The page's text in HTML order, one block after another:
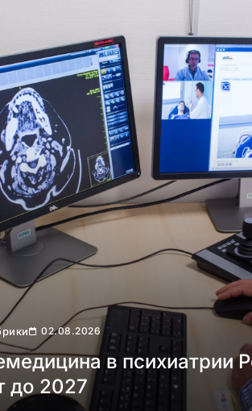
Без Рубрики 30.07.2026
Носимые
контроль